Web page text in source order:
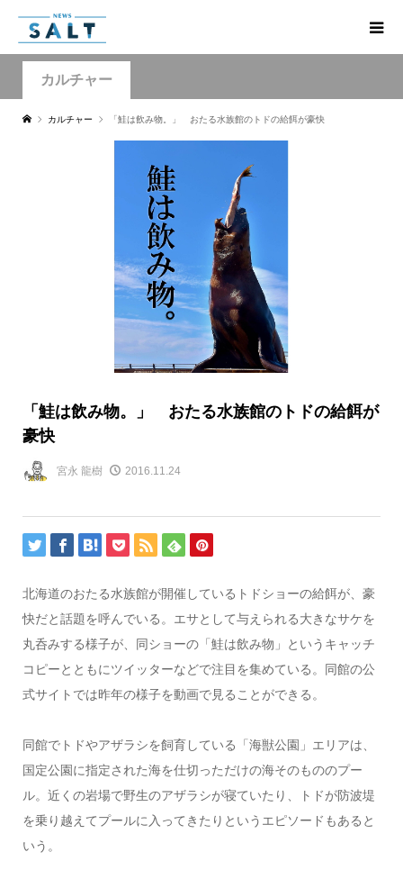
カルチャー
カルチャー 「鮭は飲み物。」 おたる水族館のトドの給餌が豪快
「鮭は飲み物。」 おたる水族館のトドの給餌が
豪快
宮永 龍樹 2016.11.24
北海道のおたる水族館が開催しているトドショーの給餌が、豪
快だと話題を呼んでいる。エサとして与えられる大きなサケを
丸呑みする様子が、同ショーの「鮭は飲み物」というキャッチ
コピーとともにツイッターなどで注目を集めている。同館の公
式サイトでは昨年の様子を動画で見ることができる。
同館でトドやアザラシを飼育している「海獣公園」エリアは、
国定公園に指定された海を仕切っただけの海そのもののプー
ル。近くの岩場で野生のアザラシが寝ていたり、トドが防波堤
を乗り越えてプールに入ってきたりというエピソードもあると
いう。